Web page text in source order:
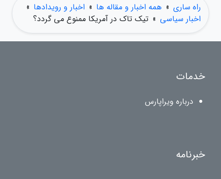
راه ساری » همه اخبار و مقاله ها » اخبار و رویدادها »
اخبار سیاسی » تیک تاک در آمریکا ممنوع می گردد؟
خدمات
درباره ویراپارس
خبرنامه